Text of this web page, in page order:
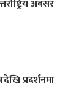
अवसर
प्रदर्शनमा